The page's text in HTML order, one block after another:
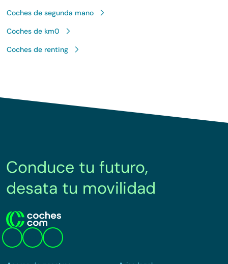
Coches de segunda mano
Coches de km0
Coches de renting
Conduce tu futuro,
desata tu movilidad